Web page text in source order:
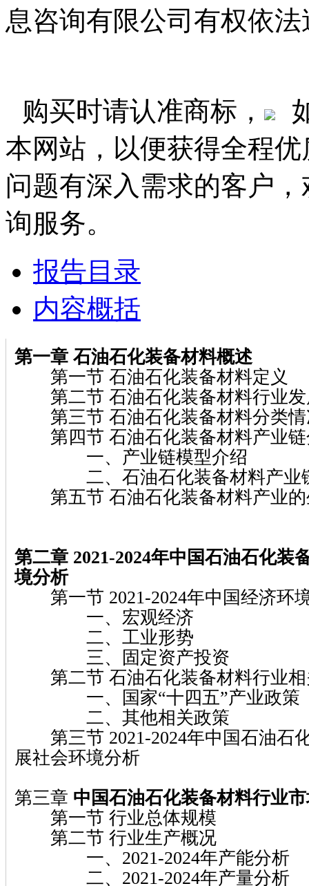
息咨询有限公司有权依
购买时请认准商标，
本网站，以便获得全程
问题有深入需求的客户
询服务。
报告目录
内容概括
第一章 石油石化装备材料概述
第一节 石油石化装备材料定义
第二节 石油石化装备材料行业发
第三节 石油石化装备材料分类情
第四节 石油石化装备材料产业链
一、产业链模型介绍
二、石油石化装备材料产业
第五节 石油石化装备材料产业的
第二章 2021-2024年中国石油石化装
境分析
第一节 2021-2024年中国经济环
一、宏观经济
二、工业形势
三、固定资产投资
第二节 石油石化装备材料行业相
一、国家“十四五”产业政策
二、其他相关政策
第三节 2021-2024年中国石油石
展社会环境分析
第三章 中国石油石化装备材料行业
第一节 行业总体规模
第二节 行业生产概况
一、2021-2024年产能分析
二、2021-2024年产量分析